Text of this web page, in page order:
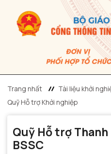
Trang nhất
Tài liệu khởi
Quỹ Hỗ trợ Khởi nghiệp
Quỹ Hỗ trợ
BSSC